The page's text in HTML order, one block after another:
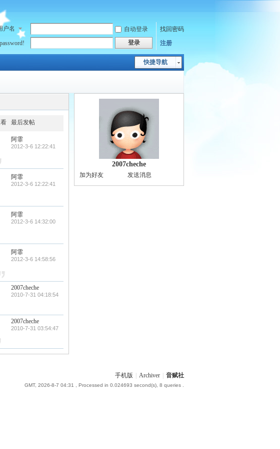
户名 自动登录
找回密码
登录 注册
快捷导航
最后发帖
阿霏
2012-3-6 12:22:41
阿霏
2012-3-6 12:22:41
阿霏
2012-3-6 14:32:00
阿霏
2012-3-6 14:58:56
2007cheche
2010-7-31 04:18:54
2007cheche
2010-7-31 03:54:47
2007cheche
加为好友 发送消息
手机版 Archiver 音赋社
GMT, 2026-8-7 04:31 , Processed in 0.024693 second(s), 8 queries .